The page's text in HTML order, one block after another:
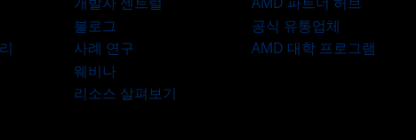
블로그
사례 연구
웨비나
리소스 살펴보기
공식 유통업체
AMD 대학 프로그램